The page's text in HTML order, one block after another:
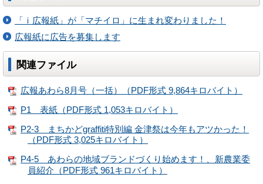
「ｉ広報紙」が「マチイロ」に生まれ変わりました！
広報紙に広告を募集します
関連ファイル
広報あわら8月号（一括）（PDF形式 9,864キロバイト）
P1 表紙（PDF形式 1,053キロバイト）
P2-3 まちかどgraffiti特別編 金津祭は今年もアツかった！
（PDF形式 3,025キロバイト）
P4-5 あわらの地域ブランドづくり始めます！、新農業委
員紹介（PDF形式 961キロバイト）